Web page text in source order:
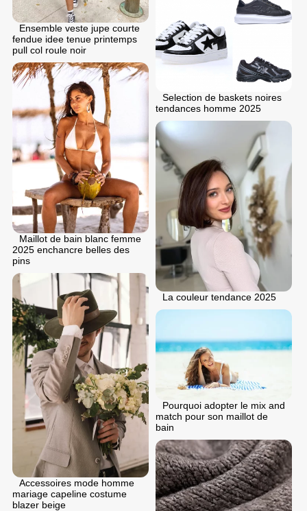
Ensemble veste jupe courte
fendue idee tenue printemps
pull col roule noir
Selection de baskets noires
tendances homme 2025
Maillot de bain blanc femme
2025 enchancre belles des
pins
La couleur tendance 2025
Accessoires mode homme
mariage capeline costume
blazer beige
Pourquoi adopter le mix and
match pour son maillot de
bain